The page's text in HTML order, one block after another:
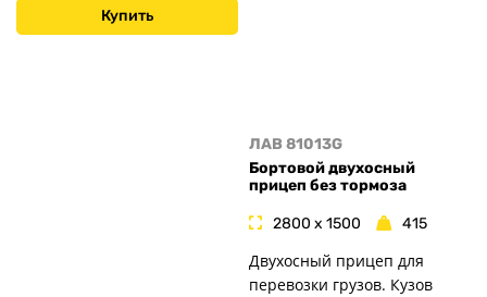
Купить
ЛАВ 81013G
Бортовой двухосный
прицеп без тормоза
2800 x 1500 415
Двухосный прицеп для
перевозки грузов. Кузов